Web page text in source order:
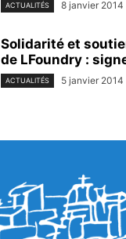
ACTUALITÉS 8 janvier 2014
Solidarité et
de LFoundry :
ACTUALITÉS 5 janvier 2014